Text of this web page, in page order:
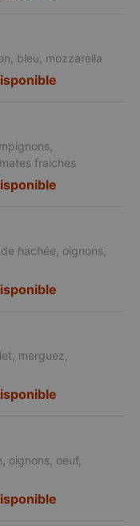
bleu, mozzarella
fraiches
hachée, oignons,
merguez,
oignons, oeuf,